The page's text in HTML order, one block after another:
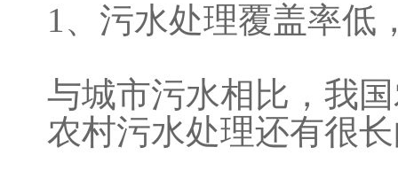
1、污水处理覆盖率低
与城市污水相比，我
农村污水处理还有很